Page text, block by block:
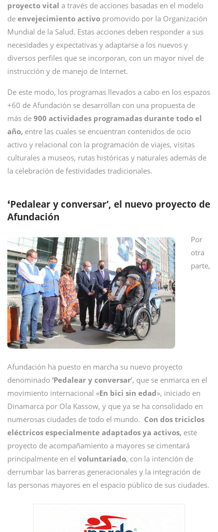
proyecto vital a través de acciones basadas en el modelo
de envejecimiento activo promovido por la Organización
Mundial de la Salud. Estas acciones deben responder a sus
necesidades y expectativas y adaptarse a los nuevos y
diversos perfiles que se incorporan, con un mayor nivel de
instrucción y de manejo de Internet.
De este modo, los programas llevados a cabo en los espazos
+60 de Afundación se desarrollan con una propuesta de
más de 900 actividades programadas durante todo el
año, entre las cuales se encuentran contenidos de ocio
activo y relacional con la programación de viajes, visitas
culturales a museos, rutas históricas y naturales además de
la celebración de festividades tradicionales.
‘Pedalear y conversar’, el nuevo proyecto de
Afundación
Por
otra
parte,
Afundación ha puesto en marcha su nuevo proyecto
denominado ‘Pedalear y conversar‘, que se enmarca en el
movimiento internacional «En bici sin edad», iniciado en
Dinamarca por Ola Kassow, y que ya se ha consolidado en
numerosas ciudades de todo el mundo. Con dos triciclos
eléctricos especialmente adaptados ya activos, este
proyecto de acompañamiento a mayores se cimentará
principalmente en el voluntariado, con la intención de
derrumbar las barreras generacionales y la integración de
las personas mayores en el espacio público de sus ciudades.